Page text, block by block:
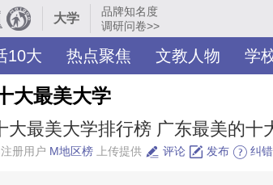
大学
品牌知名度
调研问卷>>
10大 热点聚焦 文教人物 学
大最美大学
大最美大学排行榜 广东最美的
册用户 M地区榜 上传提供 评论 发布 纠